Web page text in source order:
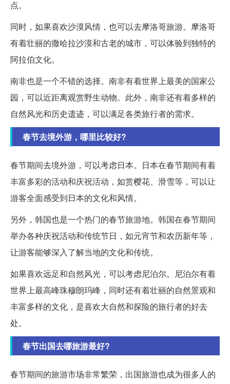
点。
同时，如果喜欢沙漠风情，也可以去摩洛哥旅游。摩洛哥
有着壮丽的撒哈拉沙漠和古老的城市，可以体验到独特的
阿拉伯文化。
南非也是一个不错的选择。南非有着世界上最美的国家公
园，可以近距离观赏野生动物。此外，南非还有着多样的
自然风光和历史遗迹，可以满足各类旅行者的需求。
春节去境外游，哪里比较好?
春节期间去境外游，可以考虑日本。日本在春节期间有着
丰富多彩的活动和庆祝活动，如赏樱花、滑雪等，可以让
游客全面感受到日本的文化和风情。
另外，韩国也是一个热门的春节旅游地。韩国在春节期间
举办各种庆祝活动和传统节日，如元宵节和农历新年等，
让游客能够深入了解当地的文化和传统。
如果喜欢远足和自然风光，可以考虑尼泊尔。尼泊尔有着
世界上最高峰珠穆朗玛峰，同时还有着壮丽的自然景观和
丰富多样的文化，是喜欢大自然和探险的旅行者的好去
处。
春节出国去哪旅游最好?
春节期间的旅游市场非常繁荣，出国旅游也成为很多人的